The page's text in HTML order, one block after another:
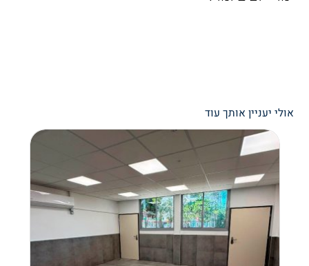
אולי יעניין אותך עוד